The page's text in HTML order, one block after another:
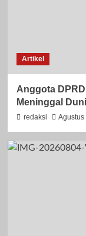
Artikel
Anggota
Meninggal
redaksi Agustus